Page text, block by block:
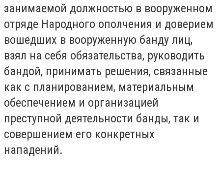
занимаемой должностью в вооруженном
отряде Народного ополчения и доверием
вошедших в вооруженную банду лиц,
взял на себя обязательства, руководить
бандой, принимать решения, связанные
как с планированием, материальным
обеспечением и организацией
преступной деятельности банды, так и
совершением его конкретных
нападений.